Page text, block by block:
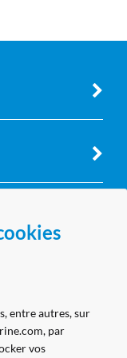
entre autres, sur
par
vos